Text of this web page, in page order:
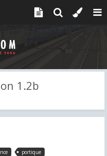
1.2b
portique